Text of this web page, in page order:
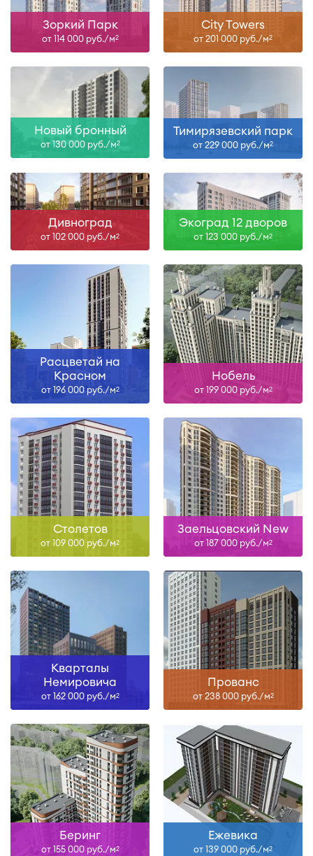
Зоркий Парк
от 114 000 руб./м2
City Towers
от 201 000 руб./м2
Новый бронный
от 130 000 руб./м2
Тимирязевский парк
от 229 000 руб./м2
Дивноград
от 102 000 руб./м2
Экоград 12 дворов
от 123 000 руб./м2
Расцветай на
Красном
от 196 000 руб./м2
Нобель
от 199 000 руб./м2
Столетов
от 109 000 руб./м2
Заельцовский New
от 187 000 руб./м2
Кварталы
Немировича
от 162 000 руб./м2
Прованс
от 238 000 руб./м2
Беринг
от 155 000 руб./м2
Ежевика
от 139 000 руб./м2